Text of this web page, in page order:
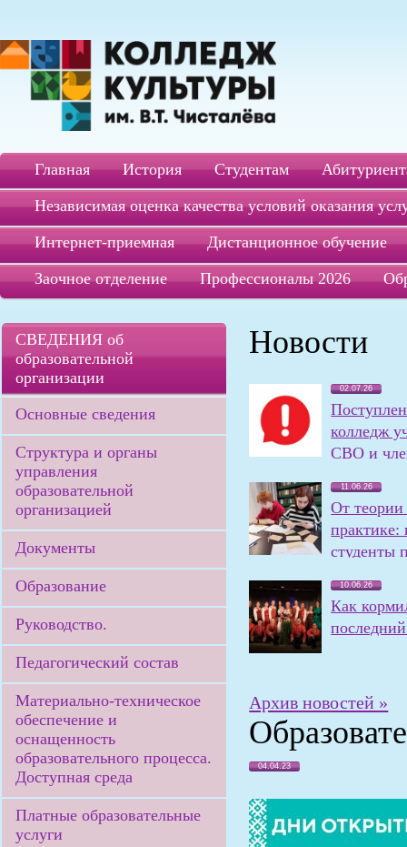
Главная История Студентам
Независимая оценка качества условий оказания
Интернет-приемная
Дистанционное обучение
Заочное отделение
Профессионалы 2026
СВЕДЕНИЯ об
образовательной
организации
Основные сведения
Структура и органы
управления
образовательной
организацией
Документы
Образование
Руководство.
Педагогический состав
Материально-техническое
обеспечение и
оснащенность
образовательного процесса.
Доступная среда
Платные образовательные
услуги
Новости
02.07.26
колледж
СВО и
11.06.26
От теории
студенты
10.06.26
Как
Архив новостей »
04.04.23